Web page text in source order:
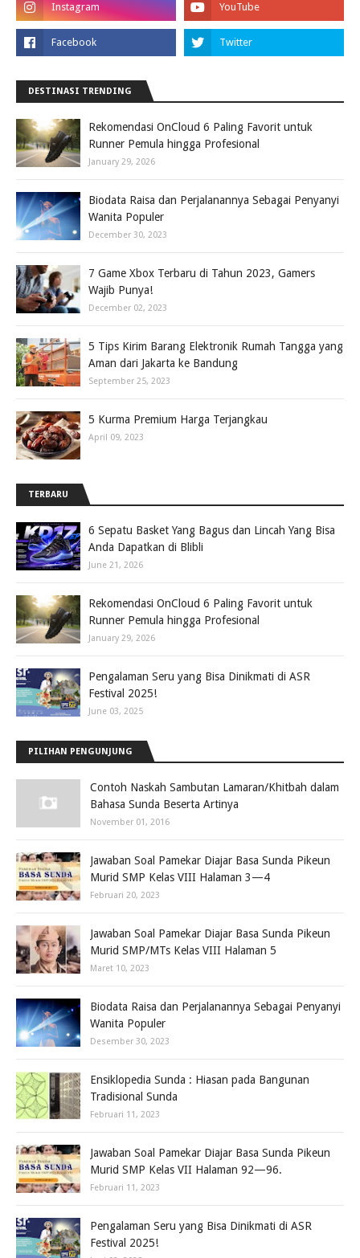
DESTINASI TRENDING
Rekomendasi OnCloud 6 Paling Favorit untuk
Runner Pemula hingga Profesional
January 29, 2026
Biodata Raisa dan Perjalanannya Sebagai Penyanyi
Wanita Populer
December 30, 2023
7 Game Xbox Terbaru di Tahun 2023, Gamers
Wajib Punya!
December 02, 2023
5 Tips Kirim Barang Elektronik Rumah Tangga yang
Aman dari Jakarta ke Bandung
September 25, 2023
5 Kurma Premium Harga Terjangkau
April 09, 2023
TERBARU
6 Sepatu Basket Yang Bagus dan Lincah Yang Bisa
Anda Dapatkan di Blibli
June 21, 2026
Rekomendasi OnCloud 6 Paling Favorit untuk
Runner Pemula hingga Profesional
January 29, 2026
Pengalaman Seru yang Bisa Dinikmati di ASR
Festival 2025!
June 03, 2025
PILIHAN PENGUNJUNG
Contoh Naskah Sambutan Lamaran/Khitbah dalam
Bahasa Sunda Beserta Artinya
November 01, 2016
Jawaban Soal Pamekar Diajar Basa Sunda Pikeun
Murid SMP Kelas VIII Halaman 3—4
Februari 20, 2023
Jawaban Soal Pamekar Diajar Basa Sunda Pikeun
Murid SMP/MTs Kelas VIII Halaman 5
Maret 10, 2023
Biodata Raisa dan Perjalanannya Sebagai Penyanyi
Wanita Populer
Desember 30, 2023
Ensiklopedia Sunda : Hiasan pada Bangunan
Tradisional Sunda
Februari 11, 2023
Jawaban Soal Pamekar Diajar Basa Sunda Pikeun
Murid SMP Kelas VII Halaman 92—96.
Februari 11, 2023
Pengalaman Seru yang Bisa Dinikmati di ASR
Festival 2025!